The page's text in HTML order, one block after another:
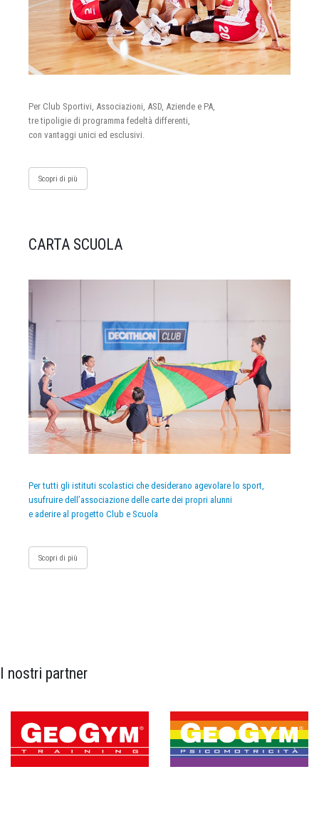
Per Club Sportivi, Associazioni, ASD, Aziende e PA,
tre tipoligie di programma fedeltà differenti,
con vantaggi unici ed esclusivi.
Scopri di più
CARTA SCUOLA
Per tutti gli istituti scolastici che desiderano agevolare lo sport,
usufruire dell’associazione delle carte dei propri alunni
e aderire al progetto Club e Scuola
Scopri di più
I nostri partner